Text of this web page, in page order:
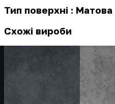
Тип поверхні : Матова
Схожі вироби